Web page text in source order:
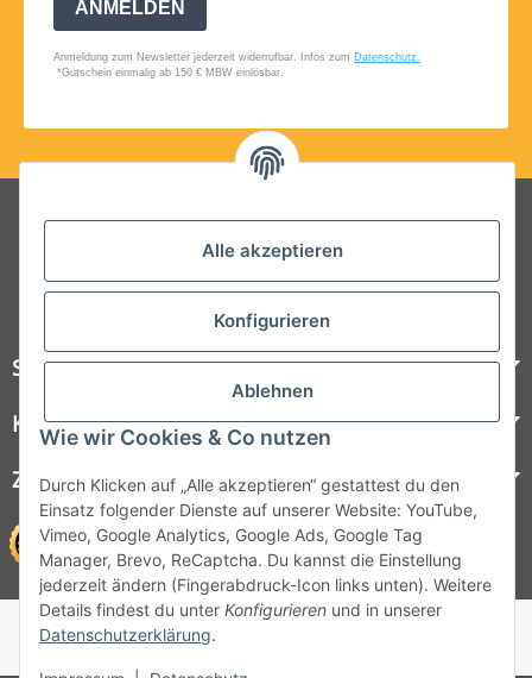
Alle akzeptieren
Konfigurieren
Ablehnen
Wie wir Cookies & Co nutzen
Durch Klicken auf „Alle akzeptieren“ gestattest du den
Einsatz folgender Dienste auf unserer Website: YouTube,
Vimeo, Google Analytics, Google Ads, Google Tag
Manager, Brevo, ReCaptcha. Du kannst die Einstellung
jederzeit ändern (Fingerabdruck-Icon links unten). Weitere
Details findest du unter Konfigurieren und in unserer
Datenschutzerklärung.
Folgt uns auf Social Media
Steelboxx
Kundenservice
Zahlungsmöglichkeiten
© 1964 - 2026 Lüllmann GmbH